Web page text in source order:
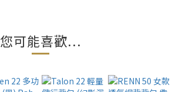
您可能喜歡...